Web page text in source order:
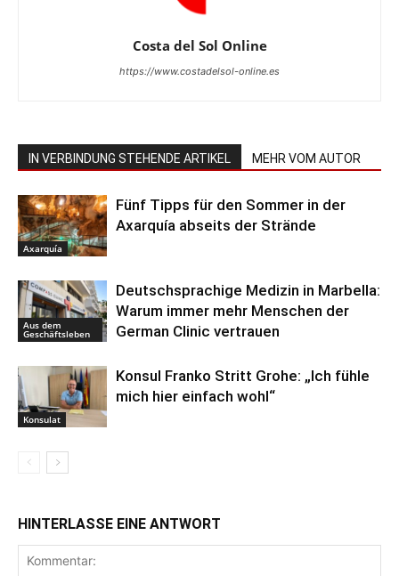
Costa del Sol Online
https://www.costadelsol-online.es
IN VERBINDUNG STEHENDE ARTIKEL MEHR VOM AUTOR
Axarquía
Fünf Tipps für den Sommer in der
Axarquía abseits der Strände
Aus dem
Geschäftsleben
Deutschsprachige Medizin in Marbella:
Warum immer mehr Menschen der
German Clinic vertrauen
Konsulat
Konsul Franko Stritt Grohe: „Ich fühle
mich hier einfach wohl“
HINTERLASSE EINE ANTWORT